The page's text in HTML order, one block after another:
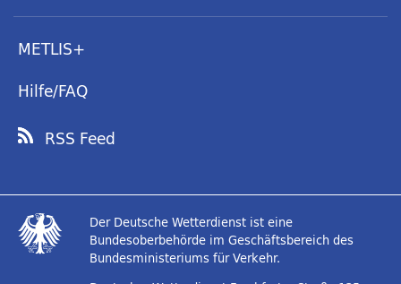
METLIS+
Hilfe/FAQ
RSS Feed
Der Deutsche Wetterdienst ist eine
Bundesoberbehörde im Geschäftsbereich des
Bundesministeriums für Verkehr.